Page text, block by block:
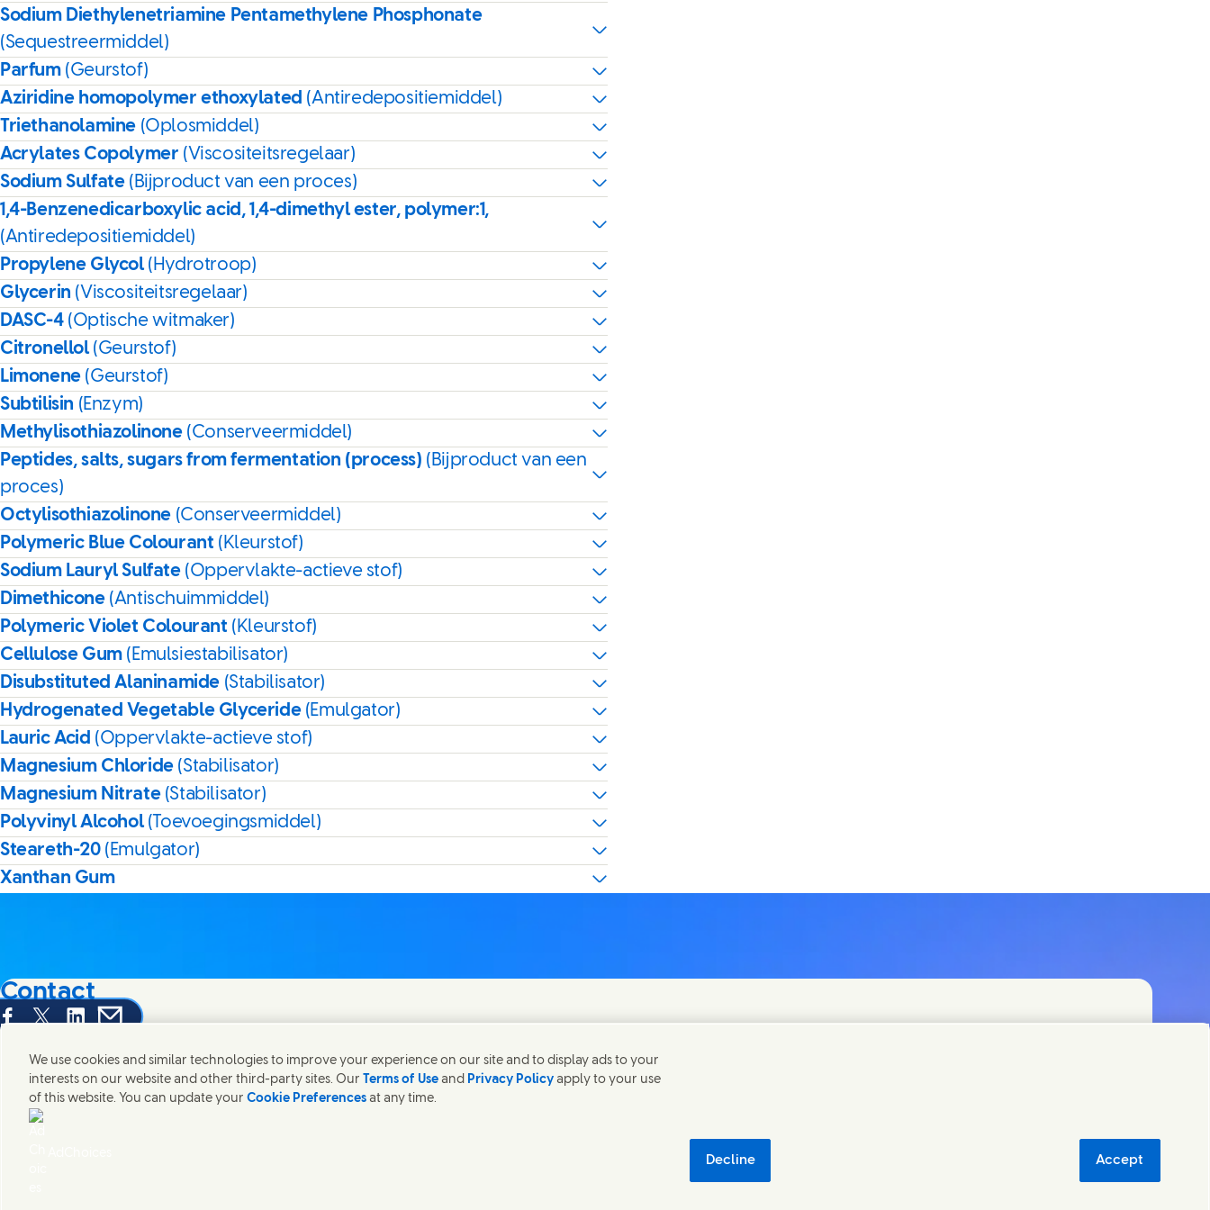
Sodium Diethylenetriamine Pentamethylene Phosphonate
(Sequestreermiddel)
Parfum (Geurstof)
Aziridine homopolymer ethoxylated (Antiredepositiemiddel)
Triethanolamine (Oplosmiddel)
Acrylates Copolymer (Viscositeitsregelaar)
Sodium Sulfate (Bijproduct van een proces)
1,4-Benzenedicarboxylic acid, 1,4-dimethyl ester, polymer:1,
(Antiredepositiemiddel)
Propylene Glycol(Hydrotroop)
Glycerin (Viscositeitsregelaar)
DASC-4 (Optische witmaker)
Citronellol(Geurstof)
Limonene (Geurstof)
Subtilisin (Enzym)
Methylisothiazolinone (Conserveermiddel)
Peptides, salts, sugars from fermentation (process) (Bijproduct van een
proces)
Octylisothiazolinone (Conserveermiddel)
Polymeric Blue Colourant (Kleurstof)
Sodium Lauryl Sulfate (Oppervlakte-actieve stof)
Dimethicone (Antischuimmiddel)
Polymeric Violet Colourant (Kleurstof)
Cellulose Gum (Emulsiestabilisator)
Disubstituted Alaninamide (Stabilisator)
Hydrogenated Vegetable Glyceride (Emulgator)
Lauric Acid (Oppervlakte-actieve stof)
Magnesium Chloride (Stabilisator)
Magnesium Nitrate (Stabilisator)
Polyvinyl Alcohol(Toevoegingsmiddel)
Steareth-20 (Emulgator)
Xanthan Gum
this page on Facebook
Share this page on X
Share this page on Linked In
Share this page on E-mail
Contact
Neem contact op met Unilever en onze teams.
Contact ons
Gebruiksvoorwaarden website
We use cookies and similar technologies to improve your experience on our site and to display ads to your
interests on our website and other third-party sites. Our Terms of Use and Privacy Policy apply to your use
of this website. You can update your Cookie Preferences at any time.
Decline Accept